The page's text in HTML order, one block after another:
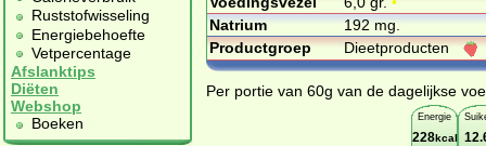
Ruststofwisseling
Energiebehoefte
Vetpercentage
Afslanktips
Diëten
Webshop
Boeken
Natrium
192 mg.
Productgroep
Dieetproducten
Per portie van 60g van de dagelijkse
Energie
228kcal